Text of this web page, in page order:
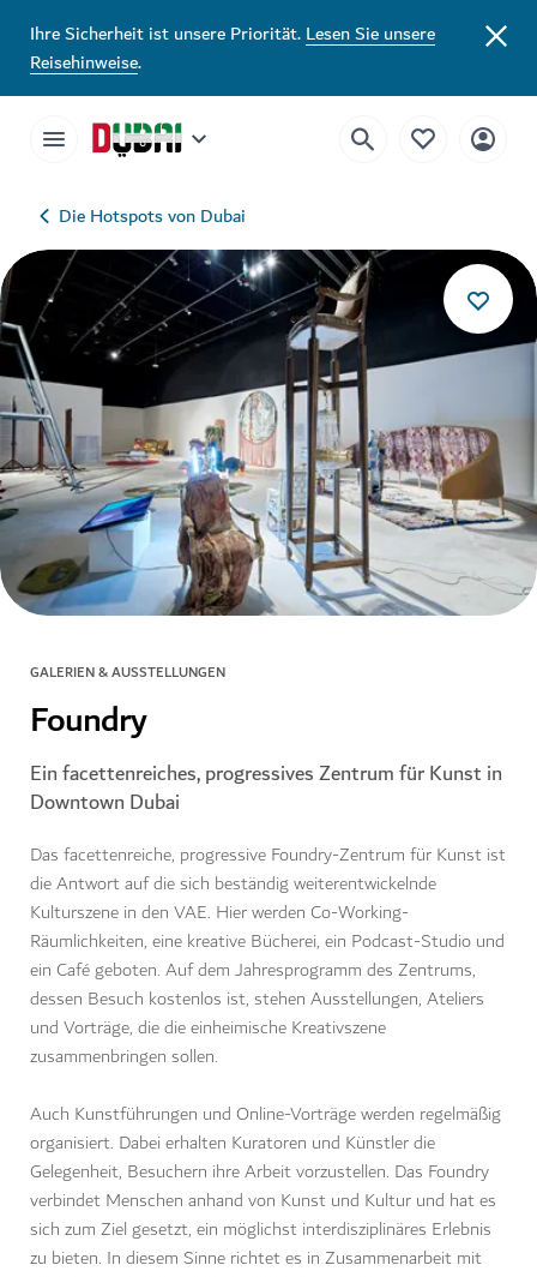
Ihre Sicherheit ist unsere Priorität.Lesen Sie unsere
Reisehinweise.
Die Hotspots von Dubai
GALERIEN & AUSSTELLUNGEN
Foundry
Ein facettenreiches, progressives Zentrum für Kunst in
Downtown Dubai
Das facettenreiche, progressive Foundry-Zentrum für Kunst ist
die Antwort auf die sich beständig weiterentwickelnde
Kulturszene in den VAE. Hier werden Co-Working-
Räumlichkeiten, eine kreative Bücherei, ein Podcast-Studio und
ein Café geboten. Auf dem Jahresprogramm des Zentrums,
dessen Besuch kostenlos ist, stehen Ausstellungen, Ateliers
und Vorträge, die die einheimische Kreativszene
zusammenbringen sollen.
Auch Kunstführungen und Online-Vorträge werden regelmäßig
organisiert. Dabei erhalten Kuratoren und Künstler die
Gelegenheit, Besuchern ihre Arbeit vorzustellen. Das Foundry
verbindet Menschen anhand von Kunst und Kultur und hat es
sich zum Ziel gesetzt, ein möglichst interdisziplinäres Erlebnis
zu bieten. In diesem Sinne richtet es in Zusammenarbeit mit